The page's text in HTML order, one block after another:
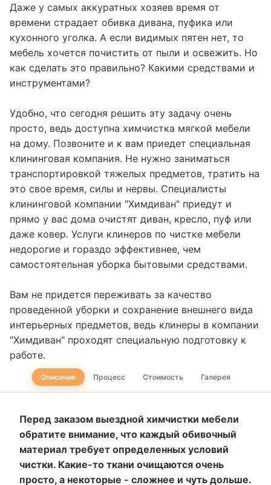
Даже у самых аккуратных хозяев время от
времени страдает обивка дивана, пуфика или
кухонного уголка. А если видимых пятен нет, то
мебель хочется почистить от пыли и освежить. Но
как сделать это правильно? Какими средствами и
инструментами?
Удобно, что сегодня решить эту задачу очень
просто, ведь доступна химчистка мягкой мебели
на дому. Позвоните и к вам приедет специальная
клининговая компания. Не нужно заниматься
транспортировкой тяжелых предметов, тратить на
это свое время, силы и нервы. Специалисты
клининговой компании "Химдиван" приедут и
прямо у вас дома очистят диван, кресло, пуф или
даже ковер. Услуги клинеров по чистке мебели
недорогие и гораздо эффективнее, чем
самостоятельная уборка бытовыми средствами.
Вам не придется переживать за качество
проведенной уборки и сохранение внешнего вида
интерьерных предметов, ведь клинеры в компании
"Химдиван" проходят специальную подготовку к
работе.
Описание Процесс Стоимость Галерея
Перед заказом выездной химчистки мебели
обратите внимание, что каждый обивочный
материал требует определенных условий
чистки. Какие-то ткани очищаются очень
просто, а некоторые - сложнее и чуть дольше.